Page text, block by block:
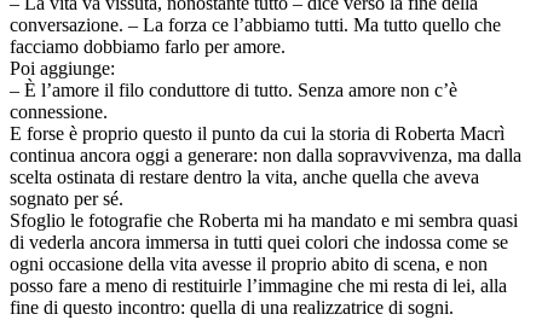
conversazione. – La forza ce l’abbiamo tutti. Ma tutto quello che
facciamo dobbiamo farlo per amore.
Poi aggiunge:
– È l’amore il filo conduttore di tutto. Senza amore non c’è
connessione.
E forse è proprio questo il punto da cui la storia di Roberta Macrì
continua ancora oggi a generare: non dalla sopravvivenza, ma dalla
scelta ostinata di restare dentro la vita, anche quella che aveva
sognato per sé.
Sfoglio le fotografie che Roberta mi ha mandato e mi sembra quasi
di vederla ancora immersa in tutti quei colori che indossa come se
ogni occasione della vita avesse il proprio abito di scena, e non
posso fare a meno di restituirle l’immagine che mi resta di lei, alla
fine di questo incontro: quella di una realizzatrice di sogni.